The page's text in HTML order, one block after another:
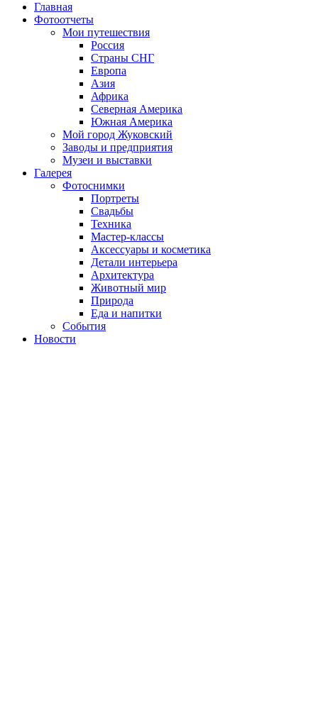
Главная
Фотоотчеты
Мои путешествия
Россия
Страны СНГ
Европа
Азия
Африка
Северная Америка
Южная Америка
Мой город Жуковский
Заводы и предприятия
Музеи и выставки
Галерея
Фотоснимки
Портреты
Свадьбы
Техника
Мастер-классы
Аксессуары и косметика
Детали интерьера
Архитектура
Животный мир
Природа
Еда и напитки
События
Новости